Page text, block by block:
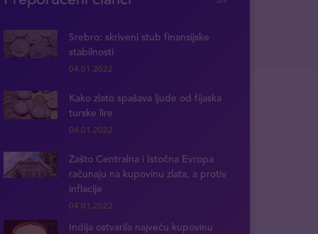
Srebro: skriveni stub finansijske
stabilnosti
04.01.2022
Kako zlato spašava ljude od fijaska
turske lire
04.01.2022
Zašto Centralna i Istočna Evropa
računaju na kupovinu zlata, a protiv
inflacije
04.01.2022
Indija ostvarila najveću kupovinu